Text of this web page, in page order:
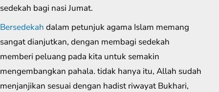
sedekah bagi nasi Jumat.
Bersedekah dalam petunjuk agama Islam memang
sangat dianjutkan, dengan membagi sedekah
memberi peluang pada kita untuk semakin
mengembangkan pahala. tidak hanya itu, Allah sudah
menjanjikan sesuai dengan hadist riwayat Bukhari,